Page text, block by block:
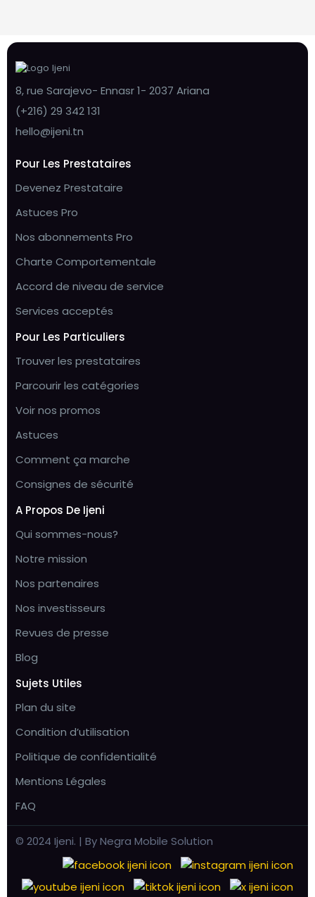
8, rue Sarajevo- Ennasr 1- 2037 Ariana
(+216) 29 342 131
hello@ijeni.tn
Pour Les Prestataires
Devenez Prestataire
Astuces Pro
Nos abonnements Pro
Charte Comportementale
Accord de niveau de service
Services acceptés
Pour Les Particuliers
Trouver les prestataires
Parcourir les catégories
Voir nos promos
Astuces
Comment ça marche
Consignes de sécurité
A Propos De Ijeni
Qui sommes-nous?
Notre mission
Nos partenaires
Nos investisseurs
Revues de presse
Blog
Sujets Utiles
Plan du site
Condition d’utilisation
Politique de confidentialité
Mentions Légales
FAQ
© 2024 Ijeni. | By Negra Mobile Solution